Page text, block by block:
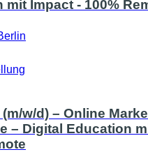
mit Impact - 100%
w/d) – Online
– Digital Education